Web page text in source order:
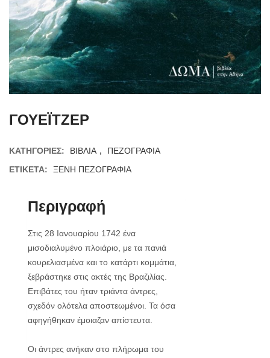
ΓΟΥΕΪΤΖΕΡ
ΚΑΤΗΓΟΡΊΕΣ: ΒΙΒΛΙΑ ,
ΠΕΖΟΓΡΑΦΙΑ
ΕΤΙΚΈΤΑ:
ΞΕΝΗ ΠΕΖΟΓΡΑΦΙΑ
Περιγραφή
Στις 28 Ιανουαρίου 1742 ένα
μισοδιαλυμένο πλοιάριο, με τα πανιά
κουρελιασμένα και το κατάρτι κομμάτια,
ξεβράστηκε στις ακτές της Βραζιλίας.
Επιβάτες του ήταν τριάντα άντρες,
σχεδόν ολότελα αποστεω­μένοι. Τα όσα
αφηγήθηκαν έμοιαζαν απίστευτα.
Οι άντρες ανήκαν στο πλήρωμα του